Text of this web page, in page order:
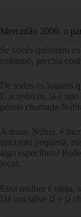
Mercadão 2000: o
Se vocês quiserem
cofrinho, precisa
De todos os lugares
E acreditem, lá é
pérola chamada
A dona, Núbia, é
um tanto pequena,
algo específico?
local.
Essa mulher é ninja,
Dá um salve lá e já